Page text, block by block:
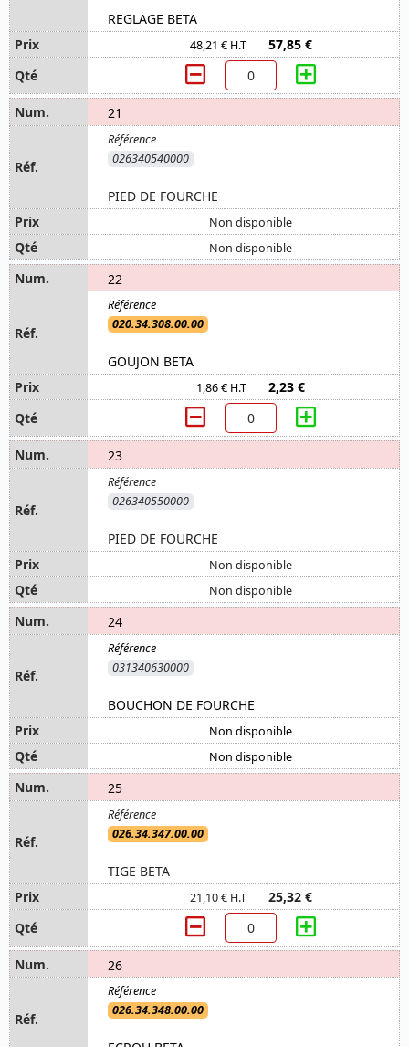
REGLAGE BETA
48,21 € H.T 57,85 €
21
026340540000
PIED DE FOURCHE
Non disponible
Non disponible
22
020.34.308.00.00
GOUJON BETA
1,86 € H.T 2,23 €
23
026340550000
PIED DE FOURCHE
Non disponible
Non disponible
24
031340630000
BOUCHON DE FOURCHE
Non disponible
Non disponible
25
026.34.347.00.00
TIGE BETA
21,10 € H.T 25,32 €
26
026.34.348.00.00